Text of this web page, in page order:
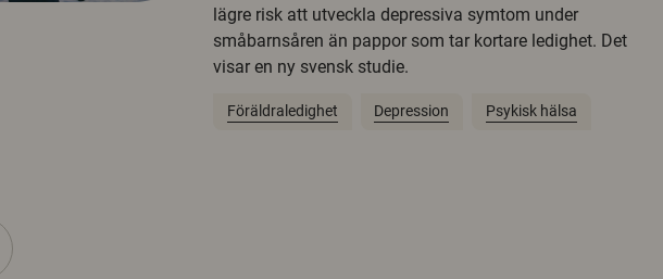
lägre risk att utveckla depressiva symtom under
småbarnsåren än pappor som tar kortare ledighet. Det
visar en ny svensk studie.
Föräldraledighet Depression Psykisk hälsa